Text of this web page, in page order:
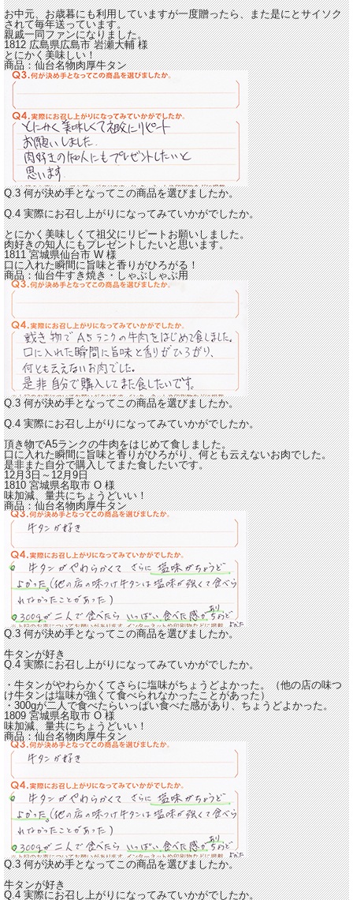
お中元、お歳暮にも利用していますが一度贈ったら、また是にとサイソク
されて毎年送っています。
親戚一同ファンになりました。
1812 広島県広島市岩瀬大輔様
とにかく美味しい！
商品：仙台名物肉厚牛タン
Q.3 何が決め手となってこの商品を選びましたか。
Q.4 実際にお召し上がりになってみていかがでしたか。
とにかく美味しくて祖父にリピートお願いしました。
肉好きの知人にもプレゼントしたいと思います。
1811 宮城県仙台市W様
口に入れた瞬間に旨味と香りがひろがる！
商品：仙台牛すき焼き・しゃぶしゃぶ用
Q.3 何が決め手となってこの商品を選びましたか。
Q.4 実際にお召し上がりになってみていかがでしたか。
頂き物でA5ランクの牛肉をはじめて食しました。
口に入れた瞬間に旨味と香りがひろがり、何とも云えないお肉でした。
是非また自分で購入してまた食したいです。
12月3日～12月9日
1810 宮城県名取市O様
味加減、量共にちょうどいい！
商品：仙台名物肉厚牛タン
Q.3 何が決め手となってこの商品を選びましたか。
牛タンが好き
Q.4 実際にお召し上がりになってみていかがでしたか。
・牛タンがやわらかくてさらに塩味がちょうどよかった。（他の店の味つ
け牛タンは塩味が強くて食べられなかったことがあった）
・300gが二人で食べたらいっぱい食べた感があり、ちょうどよかった。
1809 宮城県名取市O様
味加減、量共にちょうどいい！
商品：仙台名物肉厚牛タン
Q.3 何が決め手となってこの商品を選びましたか。
牛タンが好き
Q.4 実際にお召し上がりになってみていかがでしたか。